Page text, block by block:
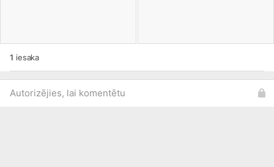
1 iesaka
Autorizējies, lai komentētu